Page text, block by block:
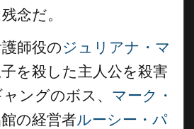
念だ。
師役のジュリアナ・マ
を殺した主人公を殺害
ングのボス、 マーク・
の経営者ルーシー・パ